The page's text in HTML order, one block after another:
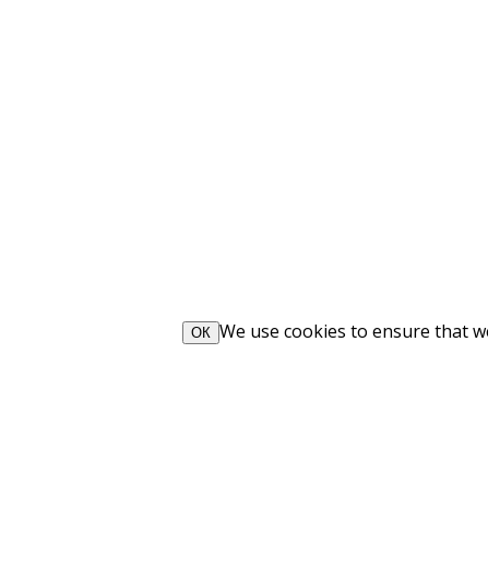
We use cookies to ensure that
ОК